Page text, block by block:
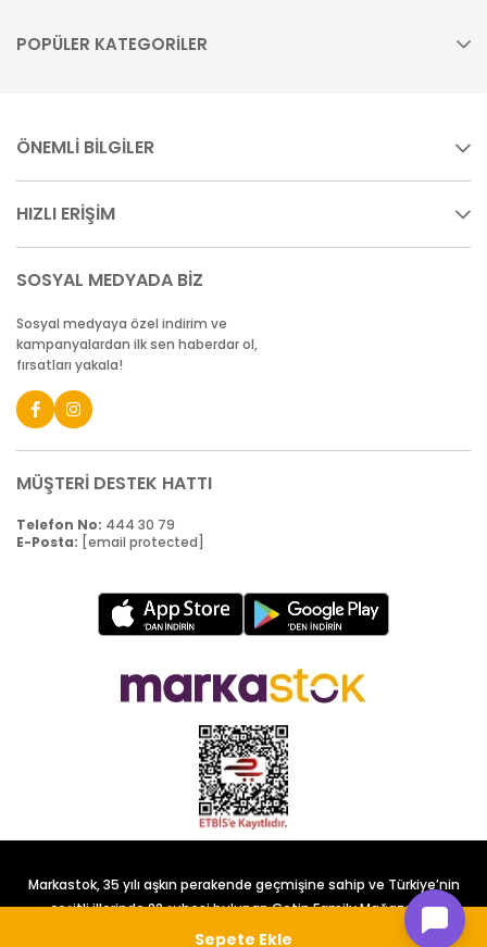
POPÜLER KATEGORİLER
ÖNEMLİ BİLGİLER
HIZLI ERİŞİM
SOSYAL MEDYADA BİZ
Sosyal medyaya özel indirim ve
kampanyalardan ilk sen haberdar ol,
fırsatları yakala!
MÜŞTERİ DESTEK HATTI
Telefon No: 444 30 79
E-Posta: [email protected]
Markastok, 35 yılı aşkın perakende geçmişine sahip ve Türkiye’nin
çeşitli illerinde 22 şubesi bulunan Çetin Family Mağazacılık
tarafından kurulmuştur.